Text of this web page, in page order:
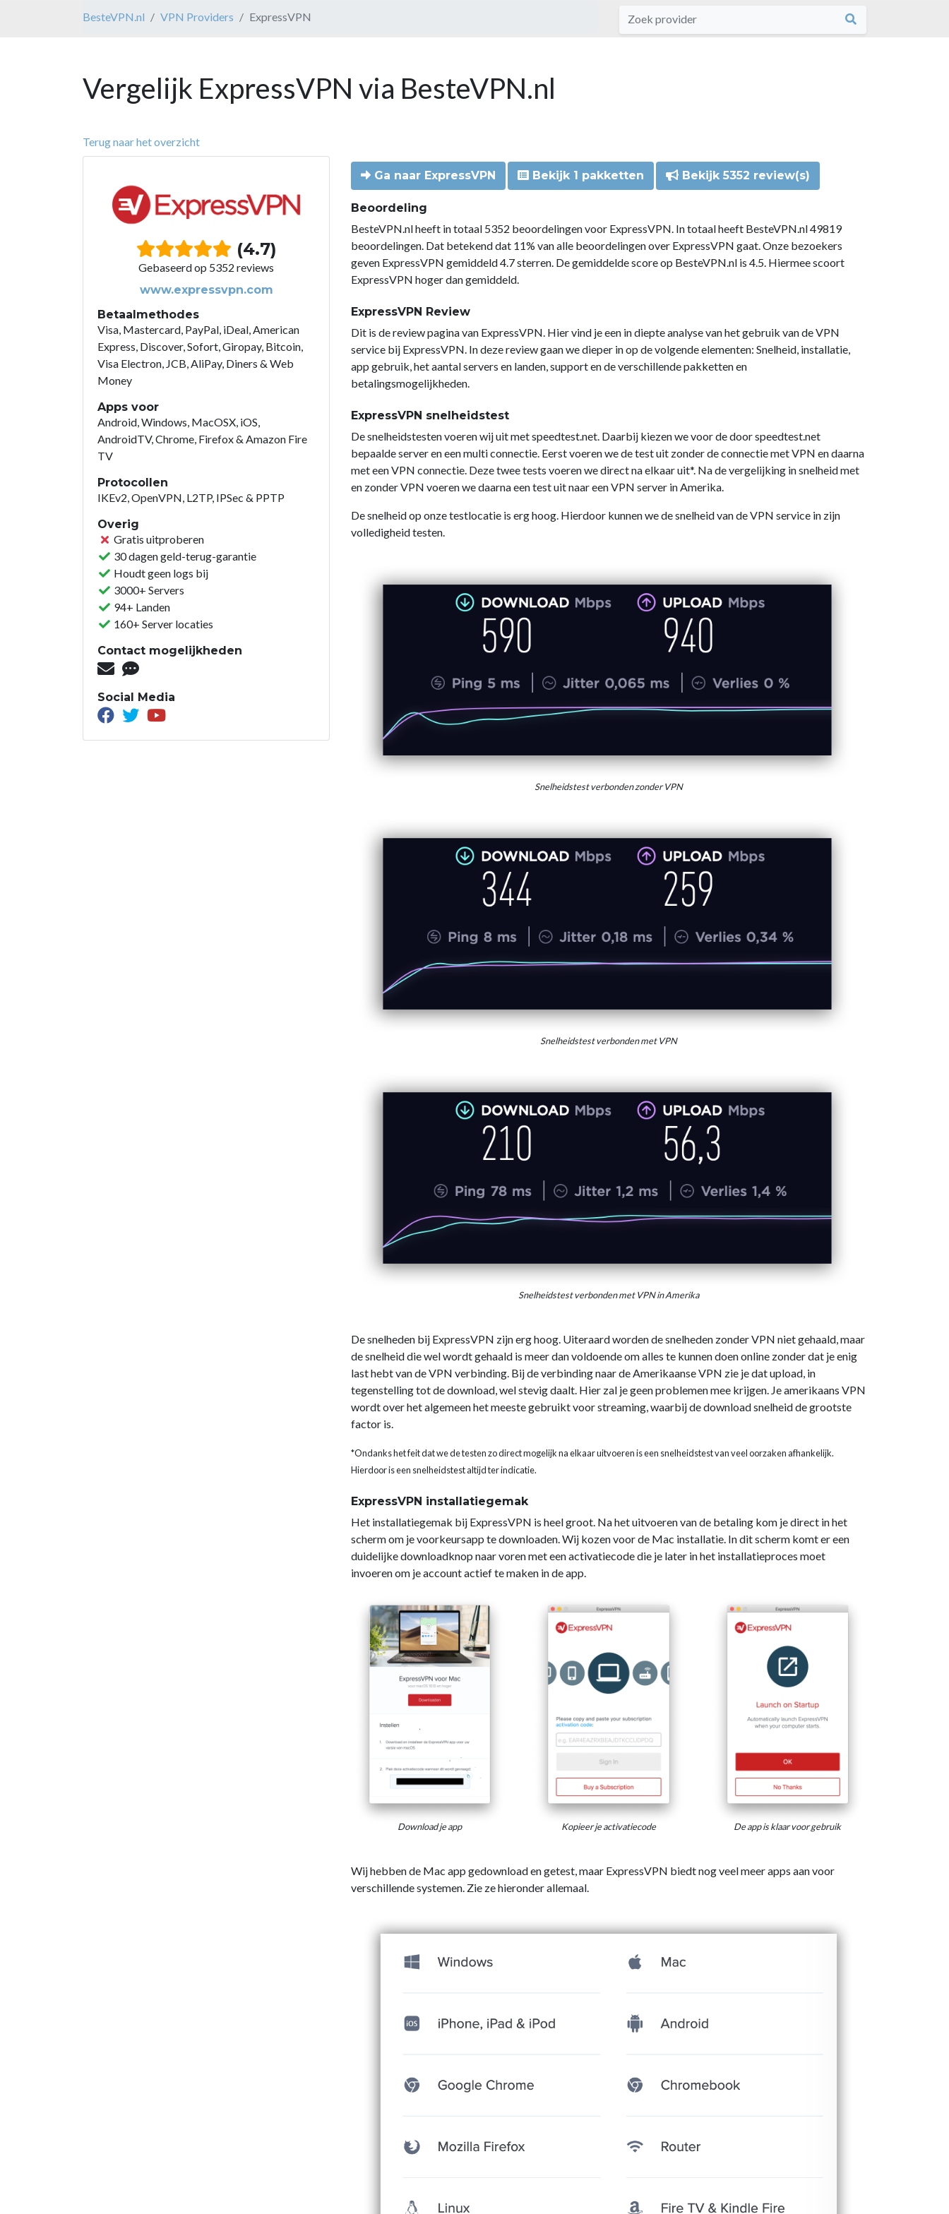
BesteVPN.nl VPN Providers ExpressVPN
Vergelijk ExpressVPN via BesteVPN.nl
Terug naar het overzicht
(4.7)
Gebaseerd op 5352 reviews
www.expressvpn.com
Betaalmethodes
Visa, Mastercard, PayPal, iDeal, American
Express, Discover, Sofort, Giropay, Bitcoin,
Visa Electron, JCB, AliPay, Diners & Web
Money
Apps voor
Android, Windows, MacOSX, iOS,
AndroidTV, Chrome, Firefox & Amazon Fire
TV
Protocollen
IKEv2, OpenVPN, L2TP, IPSec & PPTP
Overig
Gratis uitproberen
30 dagen geld-terug-garantie
Houdt geen logs bij
3000+ Servers
94+ Landen
160+ Server locaties
Contact mogelijkheden
Social Media
Ga naar ExpressVPN Bekijk 1 pakketten Bekijk 5352 review(s)
Beoordeling
BesteVPN.nl heeft in totaal 5352 beoordelingen voor ExpressVPN. In totaal heeft BesteVPN.nl 49819
beoordelingen. Dat betekend dat 11% van alle beoordelingen over ExpressVPN gaat. Onze bezoekers
geven ExpressVPN gemiddeld 4.7 sterren. De gemiddelde score op BesteVPN.nl is 4.5. Hiermee scoort
ExpressVPN hoger dan gemiddeld.
ExpressVPN Review
Dit is de review pagina van ExpressVPN. Hier vind je een in diepte analyse van het gebruik van de VPN
service bij ExpressVPN. In deze review gaan we dieper in op de volgende elementen: Snelheid, installatie,
app gebruik, het aantal servers en landen, support en de verschillende pakketten en
betalingsmogelijkheden.
ExpressVPN snelheidstest
De snelheidstesten voeren wij uit met speedtest.net. Daarbij kiezen we voor de door speedtest.net
bepaalde server en een multi connectie. Eerst voeren we de test uit zonder de connectie met VPN en daarna
met een VPN connectie. Deze twee tests voeren we direct na elkaar uit*. Na de vergelijking in snelheid met
en zonder VPN voeren we daarna een test uit naar een VPN server in Amerika.
De snelheid op onze testlocatie is erg hoog. Hierdoor kunnen we de snelheid van de VPN service in zijn
volledigheid testen.
Snelheidstest verbonden zonder VPN
Snelheidstest verbonden met VPN
Snelheidstest verbonden met VPN in Amerika
De snelheden bij ExpressVPN zijn erg hoog. Uiteraard worden de snelheden zonder VPN niet gehaald, maar
de snelheid die wel wordt gehaald is meer dan voldoende om alles te kunnen doen online zonder dat je enig
last hebt van de VPN verbinding. Bij de verbinding naar de Amerikaanse VPN zie je dat upload, in
tegenstelling tot de download, wel stevig daalt. Hier zal je geen problemen mee krijgen. Je amerikaans VPN
wordt over het algemeen het meeste gebruikt voor streaming, waarbij de download snelheid de grootste
factor is.
*Ondanks het feit dat we de testen zo direct mogelijk na elkaar uitvoeren is een snelheidstest van veel oorzaken afhankelijk.
Hierdoor is een snelheidstest altijd ter indicatie.
ExpressVPN installatiegemak
Het installatiegemak bij ExpressVPN is heel groot. Na het uitvoeren van de betaling kom je direct in het
scherm om je voorkeursapp te downloaden. Wij kozen voor de Mac installatie. In dit scherm komt er een
duidelijke downloadknop naar voren met een activatiecode die je later in het installatieproces moet
invoeren om je account actief te maken in de app.
Download je app Kopieer je activatiecode De app is klaar voor gebruik
Wij hebben de Mac app gedownload en getest, maar ExpressVPN biedt nog veel meer apps aan voor
verschillende systemen. Zie ze hieronder allemaal.